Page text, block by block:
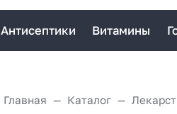
Антисептики Витамины
Главная Каталог